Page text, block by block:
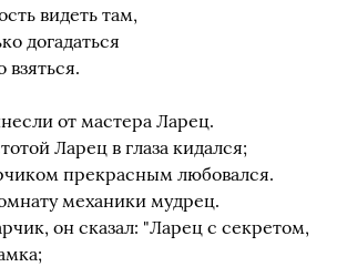
видеть там,
догадаться
взяться.
от мастера Ларец.
Ларец в глаза кидался;
прекрасным любовался.
механики мудрец.
он сказал: "Ларец с секретом,